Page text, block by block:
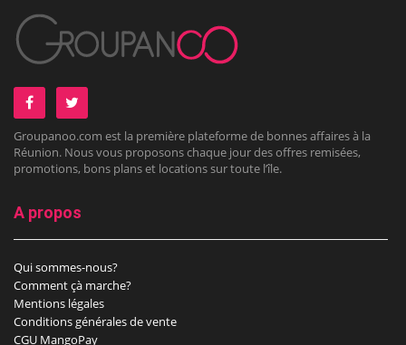
Groupanoo.com est la première plateforme de bonnes affaires à la
Réunion. Nous vous proposons chaque jour des offres remisées,
promotions, bons plans et locations sur toute l’île.
A propos
Qui sommes-nous?
Comment çà marche?
Mentions légales
Conditions générales de vente
CGU MangoPay